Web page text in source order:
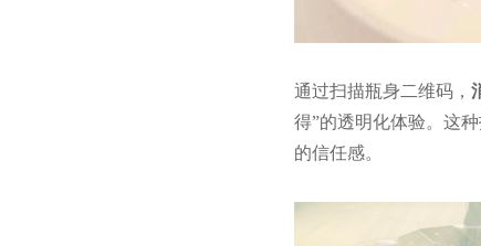
通过扫描瓶身二维码，
得”的透明化体验。这
的信任感。